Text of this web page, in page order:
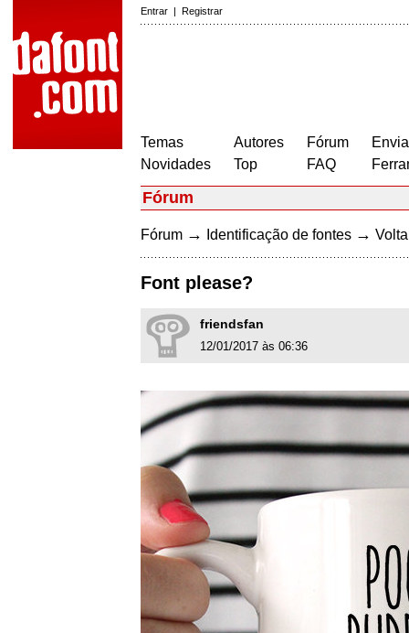
Entrar | Registrar
Temas
Novidades
Autores
Top
Fórum
FAQ
Fórum
Fórum → Identificação de fontes →
Font please?
friendsfan
12/01/2017 às 06:36